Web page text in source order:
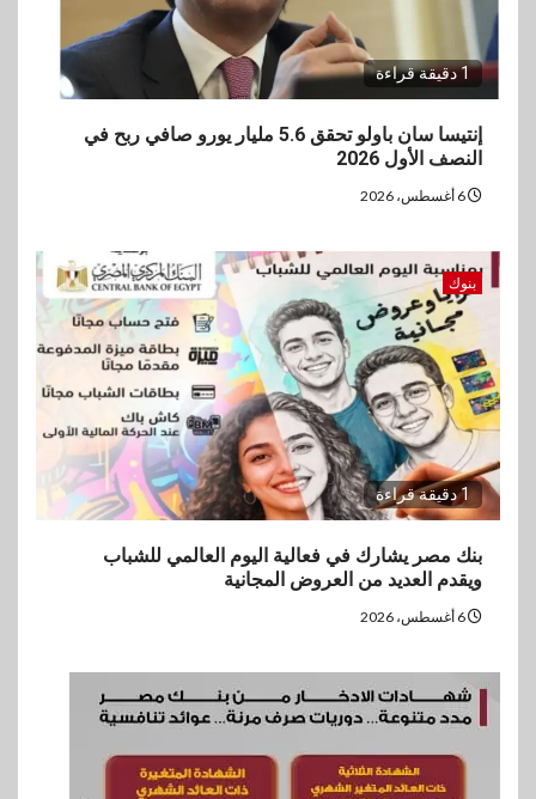
1 دقيقة قراءة
إنتيسا سان باولو تحقق 5.6 مليار يورو صافي ربح في
النصف الأول 2026
بنوك
1 دقيقة قراءة
بنك مصر يشارك في فعالية اليوم العالمي للشباب
ويقدم العديد من العروض المجانية